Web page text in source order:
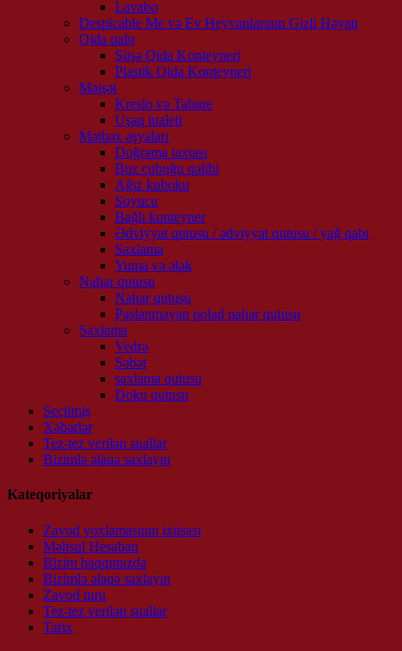
Lavabo
Despicable Me və Ev Heyvanlarının Gizli Həyatı
Qida qabı
Şüşə Qida Konteyneri
Plastik Qida Konteyneri
Məişət
Kreslo və Tabure
Uşaq tualeti
Mətbəx əşyaları
Doğrama taxtası
Buz çubuğu qəlibi
Ağız kuboku
Soyucu
Bağlı konteyner
Ədviyyat qutusu / ədviyyat qutusu / yağ qabı
Saxlama
Yuma və ələk
Nahar qutusu
Nahar qutusu
Paslanmayan polad nahar qutusu
Saxlama
Vedrə
Səbət
saxlama qutusu
Doku qutusu
Seçilmiş
Xəbərlər
Tez-tez verilən suallar
Bizimlə əlaqə saxlayın
Kateqoriyalar
Zavod yoxlamasının ixtisası
Məhsul Hesabatı
Bizim haqqımızda
Bizimlə əlaqə saxlayın
Zavod turu
Tez-tez verilən suallar
Tarix